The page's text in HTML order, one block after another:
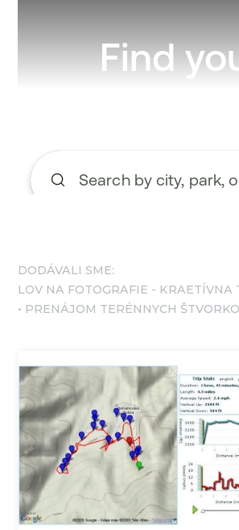
DODÁVALI SME:
LOV NA FOTOGRAFIE -
PRENÁJOM TERÉNNYCH